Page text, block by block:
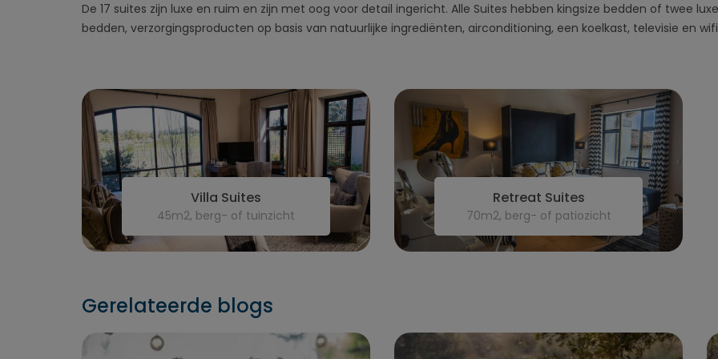
De 17 suites zijn luxe en ruim en zijn met oog voor detail ingericht. Alle Suites hebben kingsize bedden of twee luxe
bedden, verzorgingsproducten op basis van natuurlijke ingrediënten, airconditioning, een koelkast, televisie en
Villa Suites
45m2, berg- of tuinzicht
Retreat Suites
70m2, berg- of patiozicht
Gerelateerde blogs